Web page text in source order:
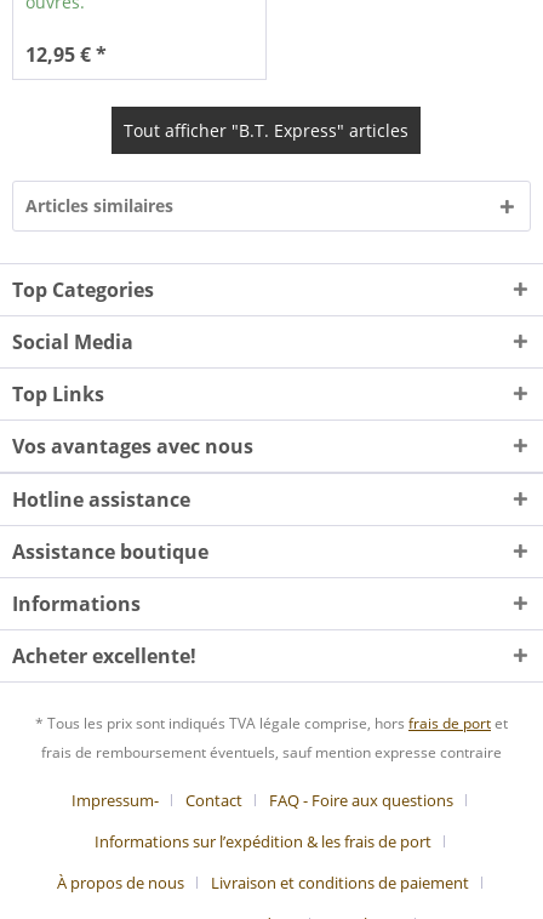
12,95 € *
Tout afficher "B.T. Express" articles
Articles similaires
Top Categories
Social Media
Top Links
Vos avantages avec nous
Hotline assistance
Assistance boutique
Informations
Acheter excellente!
* Tous les prix sont indiqués TVA légale comprise, hors frais de portet
frais de remboursement éventuels, sauf mention expresse contraire
Impressum- Contact
FAQ - Foire aux questions
Informations sur l’expédition & les frais de port
À propos de nous
Livraison et conditions de paiement